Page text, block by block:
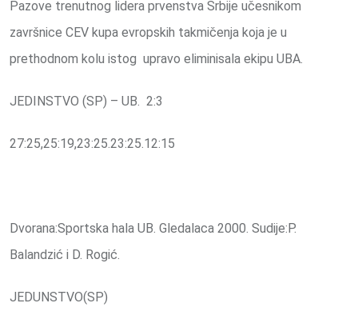
Pazove trenutnog lidera prvenstva Srbije učesnikom
završnice CEV kupa evropskih takmičenja koja je u
prethodnom kolu istog upravo eliminisala ekipu UBA.
JEDINSTVO (SP) – UB. 2:3
27:25,25:19,23:25.23:25.12:15
Dvorana:Sportska hala UB. Gledalaca 2000. Sudije:P.
Balandzić i D. Rogić.
JEDUNSTVO(SP)